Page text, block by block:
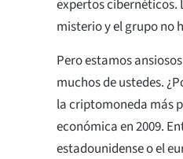
expertos cibernéticos.
misterio y el grupo no
Pero estamos
muchos de ustedes.
la criptomoneda más
económica en 2009.
estadounidense o el